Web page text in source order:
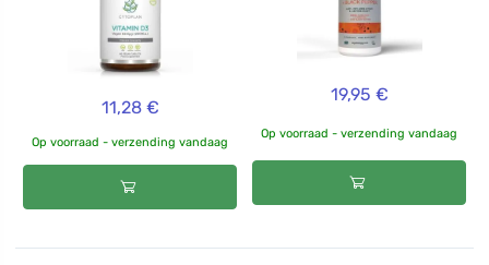
11,28 €
Op voorraad - verzending vandaag
19,95 €
Op voorraad - verzending vandaag